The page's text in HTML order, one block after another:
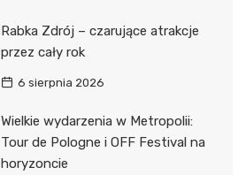
Rabka Zdrój – czarujące atrakcje
przez cały rok
6 sierpnia 2026
Wielkie wydarzenia w Metropolii:
Tour de Pologne i OFF Festival na
horyzoncie